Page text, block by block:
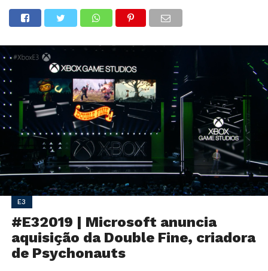
E3
#E32019 | Microsoft anuncia
aquisição da Double Fine, criadora
de Psychonauts